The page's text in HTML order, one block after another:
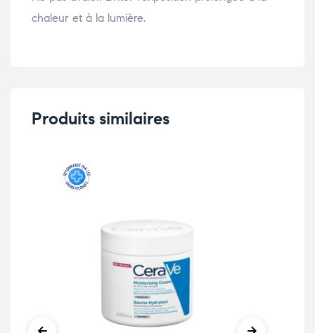
chaleur et à la lumière.
Produits similaires